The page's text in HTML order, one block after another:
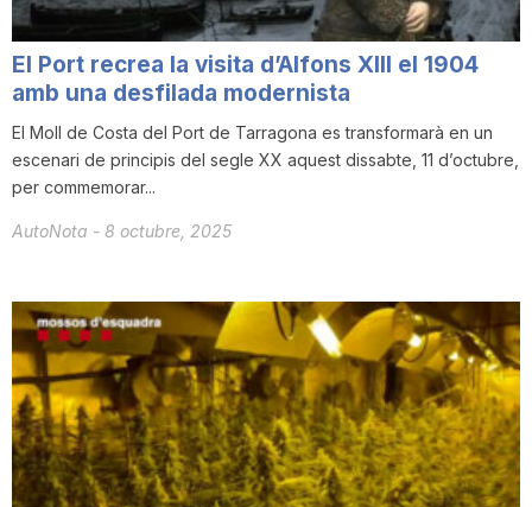
El Port recrea la visita d’Alfons XIII el 1904
amb una desfilada modernista
El Moll de Costa del Port de Tarragona es transformarà en un
escenari de principis del segle XX aquest dissabte, 11 d’octubre,
per commemorar...
AutoNota - 8 octubre, 2025